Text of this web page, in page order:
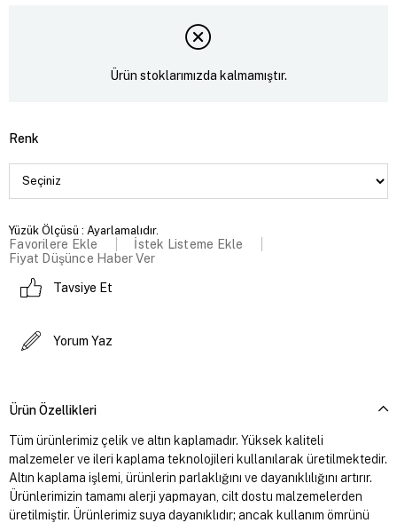
Ürün stoklarımızda kalmamıştır.
Renk
Yüzük Ölçüsü : Ayarlamalıdır.
Favorilere Ekle
İstek Listeme Ekle
Fiyat Düşünce Haber Ver
Tavsiye Et
Yorum Yaz
Ürün Özellikleri
Tüm ürünlerimiz çelik ve altın kaplamadır. Yüksek kaliteli
malzemeler ve ileri kaplama teknolojileri kullanılarak üretilmektedir.
Altın kaplama işlemi, ürünlerin parlaklığını ve dayanıklılığını artırır.
Ürünlerimizin tamamı alerji yapmayan, cilt dostu malzemelerden
üretilmiştir. Ürünlerimiz suya dayanıklıdır; ancak kullanım ömrünü